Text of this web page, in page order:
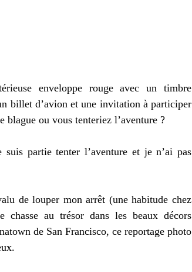
enveloppe rouge avec un timbre
billet d’avion et une invitation à participer
blague ou vous tenteriez l’aventure ?
partie tenter l’aventure et je n’ai pas
de louper mon arrêt (une habitude chez
au trésor dans les beaux décors
de San Francisco, ce reportage photo